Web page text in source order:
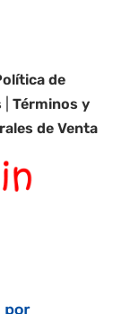
de
|Términos y
de Venta